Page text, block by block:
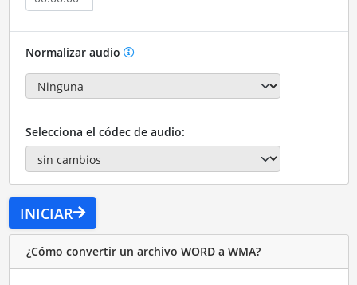
Normalizar audio
Selecciona el códec de audio:
INICIAR
¿Cómo convertir un archivo WORD a WMA?